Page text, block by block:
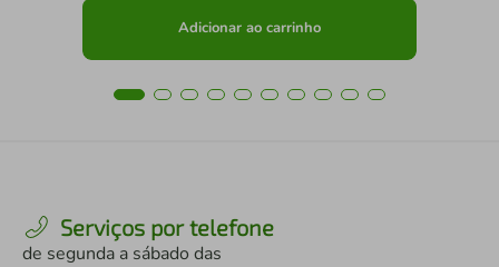
Adicionar ao carrinho
Serviços por telefone
de segunda a sábado das